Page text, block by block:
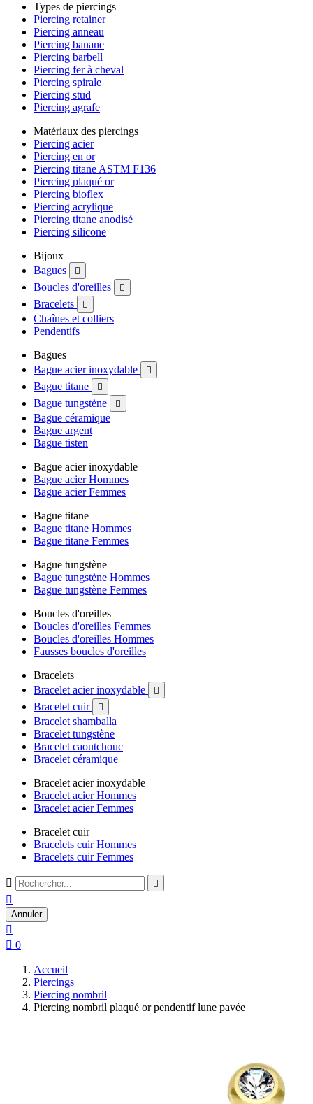
Types de piercings
Piercing retainer
Piercing anneau
Piercing banane
Piercing barbell
Piercing fer à cheval
Piercing spirale
Piercing stud
Piercing agrafe
Matériaux des piercings
Piercing acier
Piercing en or
Piercing titane ASTM F136
Piercing plaqué or
Piercing bioflex
Piercing acrylique
Piercing titane anodisé
Piercing silicone
Bijoux
Bagues

Boucles d'oreilles 
Bracelets 
Chaînes et colliers
Pendentifs
Bagues
Bague acier inoxydable

Bague titane 
Bague tungstène 
Bague céramique
Bague argent
Bague tisten
Bague acier inoxydable
Bague acier Hommes
Bague acier Femmes
Bague titane
Bague titane Hommes
Bague titane Femmes
Bague tungstène
Bague tungstène Hommes
Bague tungstène Femmes
Boucles d'oreilles
Boucles d'oreilles Femmes
Boucles d'oreilles Hommes
Fausses boucles d'oreilles
Bracelets
Bracelet acier inoxydable

Bracelet cuir 
Bracelet shamballa
Bracelet tungstène
Bracelet caoutchouc
Bracelet céramique
Bracelet acier inoxydable
Bracelet acier Hommes
Bracelet acier Femmes
Bracelet cuir
Bracelets cuir Hommes
Bracelets cuir Femmes
 

Annuler

 0
Accueil
Piercings
Piercing nombril
Piercing nombril plaqué or pendentif lune pavée